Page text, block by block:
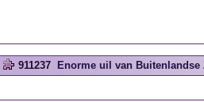
911237 Enorme uil van